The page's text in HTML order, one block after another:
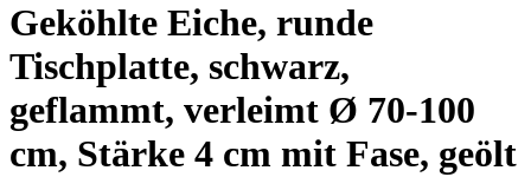
Geköhlte Eiche, runde
Tischplatte, schwarz,
geflammt, verleimt Ø 70-100
cm, Stärke 4 cm mit Fase, geölt